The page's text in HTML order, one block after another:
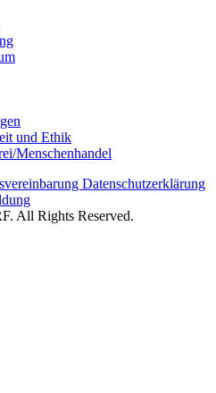
und Ethik
Menschenhandel
Datenschutzerklärung
All Rights Reserved.